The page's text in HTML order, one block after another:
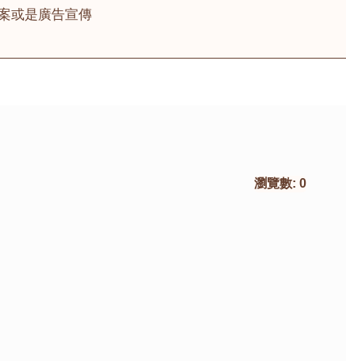
或是廣告宣傳
瀏覽數: 0